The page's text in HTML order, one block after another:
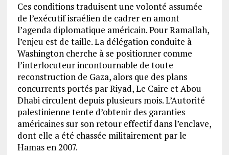
Ces conditions traduisent une volonté assumée
de l’exécutif israélien de cadrer en amont
l’agenda diplomatique américain. Pour Ramallah,
l’enjeu est de taille. La délégation conduite à
Washington cherche à se positionner comme
l’interlocuteur incontournable de toute
reconstruction de Gaza, alors que des plans
concurrents portés par Riyad, Le Caire et Abou
Dhabi circulent depuis plusieurs mois. L’Autorité
palestinienne tente d’obtenir des garanties
américaines sur son retour effectif dans l’enclave,
dont elle a été chassée militairement par le
Hamas en 2007.